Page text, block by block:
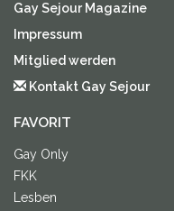
Gay Sejour Magazine
Impressum
Mitglied werden
Kontakt Gay Sejour
FAVORIT
Gay Only
FKK
Lesben